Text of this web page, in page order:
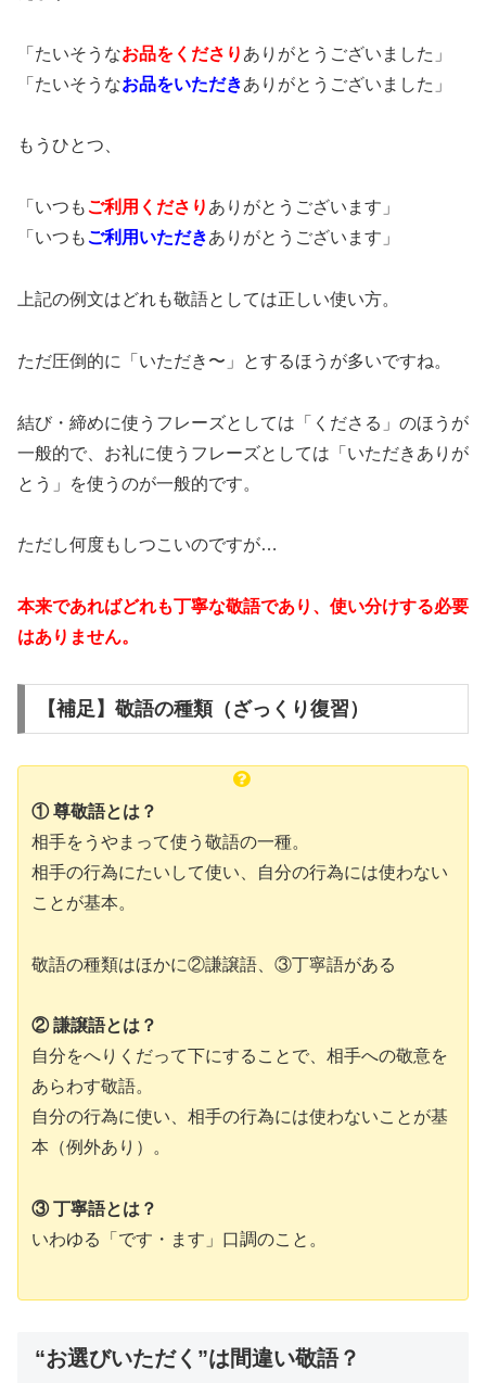
「たいそうなお品をくださり ありがとうございました」
「たいそうなお品をいただきありがとうございました」
もうひとつ、
「いつもご利用 くださり ありがとうございます」
「いつもご利用 いただきありがとうございます」
上記の例文はどれも敬語としては正しい使い方。
ただ圧倒的に「いただき〜」とするほうが多いですね。
結び・締めに使うフレーズとしては「くださる」のほうが
一般的で、お礼に使うフレーズとしては「いただきありが
とう」を使うのが一般的です。
ただし何度もしつこいのですが…
本来であればどれも丁寧な敬語であり、使い分けする必要
はありません。
【補足】敬語の種類（ざっくり復習）
① 尊敬語とは？
相手をうやまって使う敬語の一種。
相手の行為にたいして使い、自分の行為には使わない
ことが基本。
敬語の種類はほかに②謙譲語、③丁寧語がある
② 謙譲語とは？
自分をへりくだって下にすることで、相手への敬意を
あらわす敬語。
自分の行為に使い、相手の行為には使わないことが基
本（例外あり）。
③ 丁寧語とは？
いわゆる「です・ます」口調のこと。
“お選びいただく”は間違い敬語？